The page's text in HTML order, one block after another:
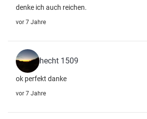
denke ich auch reichen.
vor 7 Jahre
hecht 1509
ok perfekt danke
vor 7 Jahre